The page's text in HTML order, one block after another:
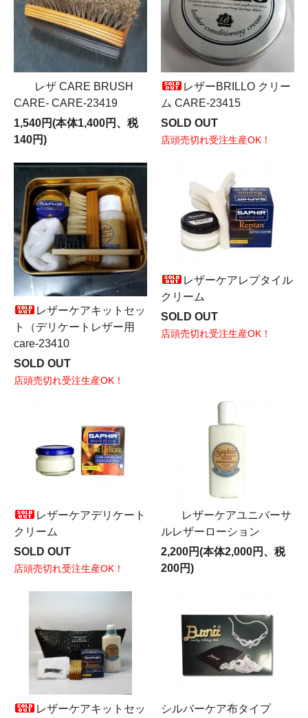
レザ CARE BRUSH
CARE- CARE-23419
1,540円(本体1,400円、税
140円)
レザーBRILLO クリー
ム CARE-23415
SOLD OUT
店頭売切れ受注生産OK！
レザーケアキットセッ
ト（デリケートレザー用
care-23410
SOLD OUT
店頭売切れ受注生産OK！
レザーケアレプタイル
クリーム
SOLD OUT
店頭売切れ受注生産OK！
レザーケアデリケート
クリーム
SOLD OUT
店頭売切れ受注生産OK！
レザーケアユニバーサ
ルレザーローション
2,200円(本体2,000円、税
200円)
レザーケアキットセッ
シルバーケア布タイプ